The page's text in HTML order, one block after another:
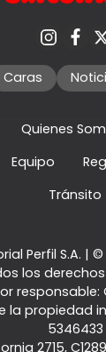
Caras
Quienes
Equipo
Tránsito
Perfil S.A. | ©
los
responsable:
la propiedad
5346433
2715,